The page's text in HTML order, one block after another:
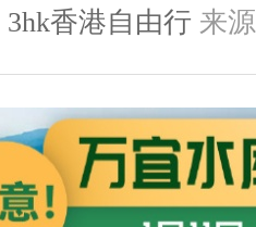
3hk香港自由行 来